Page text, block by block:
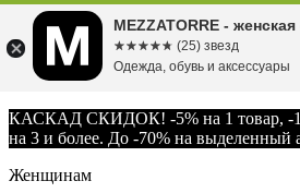
КАСКАД СКИДОК! -5% на 1 товар, -
на 3 и более. До -70% на выделенный
Женщинам
MEZZATORRE -
☆☆☆☆☆
★★★★★ (25) звезд
Одежда, обувь и аксессуары